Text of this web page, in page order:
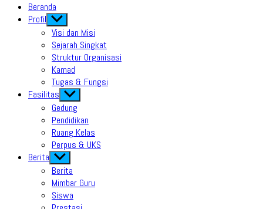
Beranda
Profil Show
sub
menu
Visi dan Misi
Sejarah Singkat
Struktur Organisasi
Kamad
Tugas & Fungsi
Fasilitas Show
sub
menu
Gedung
Pendidikan
Ruang Kelas
Perpus & UKS
Berita Show
sub
menu
Berita
Mimbar Guru
Siswa